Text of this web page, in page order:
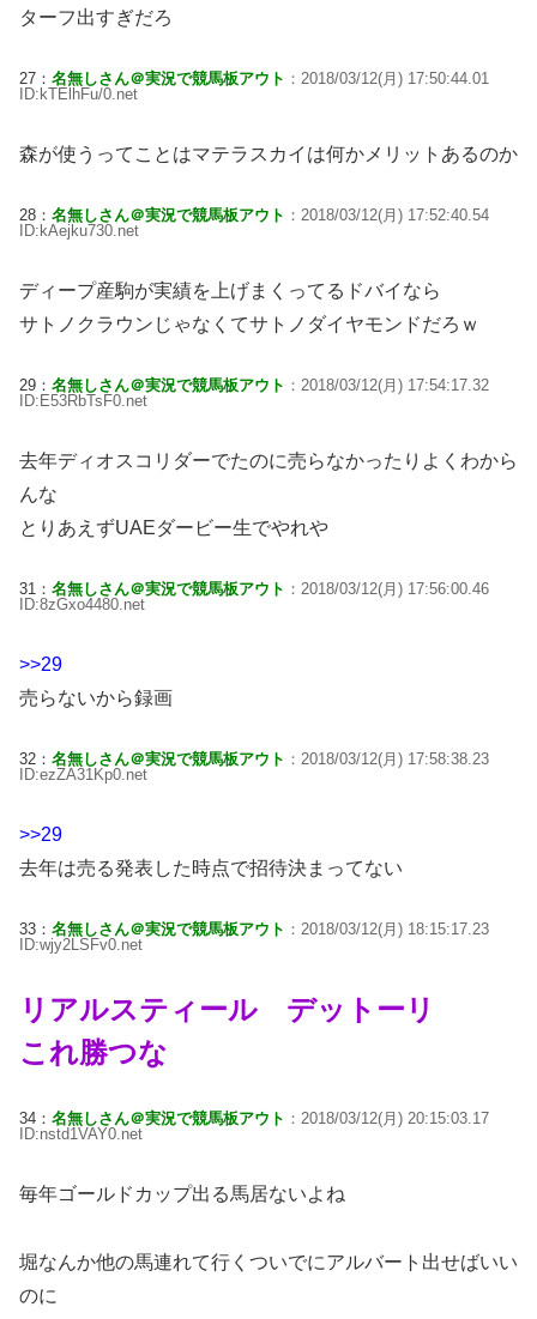
ターフ出すぎだろ
27： 名無しさん＠実況で競馬板アウト ：2018/03/12(月) 17:50:44.01
ID:kTElhFu/0.net
森が使うってことはマテラスカイは何かメリットあるのか
28： 名無しさん＠実況で競馬板アウト ：2018/03/12(月) 17:52:40.54
ID:kAejku730.net
ディープ産駒が実績を上げまくってるドバイなら
サトノクラウンじゃなくてサトノダイヤモンドだろｗ
29： 名無しさん＠実況で競馬板アウト ：2018/03/12(月) 17:54:17.32
ID:E53RbTsF0.net
去年ディオスコリダーでたのに売らなかったりよくわから
んな
とりあえずUAEダービー生でやれや
31： 名無しさん＠実況で競馬板アウト ：2018/03/12(月) 17:56:00.46
ID:8zGxo4480.net
>>29
売らないから録画
32： 名無しさん＠実況で競馬板アウト ：2018/03/12(月) 17:58:38.23
ID:ezZA31Kp0.net
>>29
去年は売る発表した時点で招待決まってない
33： 名無しさん＠実況で競馬板アウト ：2018/03/12(月) 18:15:17.23
ID:wjy2LSFv0.net
リアルスティール デットーリ
これ勝つな
34： 名無しさん＠実況で競馬板アウト ：2018/03/12(月) 20:15:03.17
ID:nstd1VAY0.net
毎年ゴールドカップ出る馬居ないよね
堀なんか他の馬連れて行くついでにアルバート出せばいい
のに